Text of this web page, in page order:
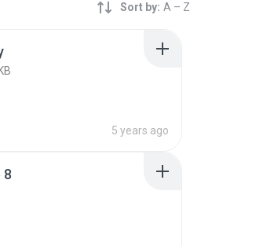
Sort by: A – Z
5 years ago
8